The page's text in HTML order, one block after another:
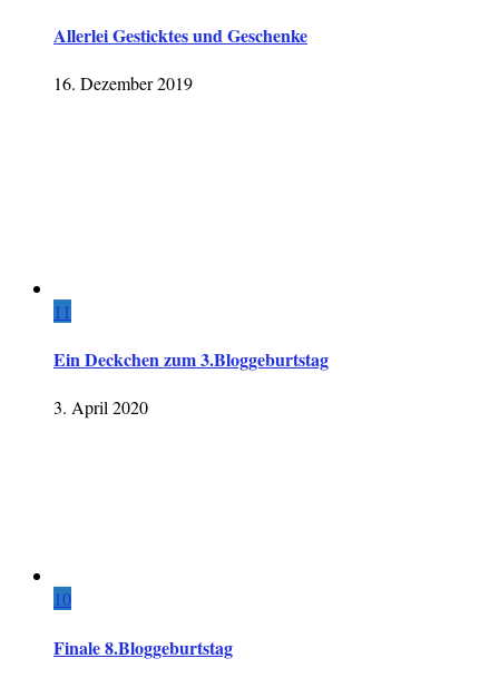
Allerlei Gesticktes und Geschenke
16. Dezember 2019
11
Ein Deckchen zum 3.Bloggeburtstag
3. April 2020
10
Finale 8.Bloggeburtstag